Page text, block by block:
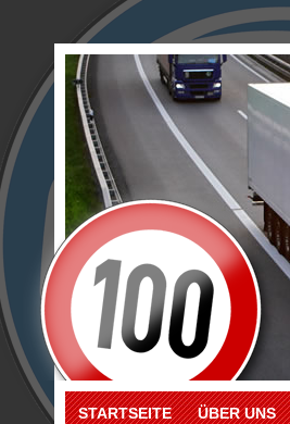
STARTSEITE ÜBER UNS